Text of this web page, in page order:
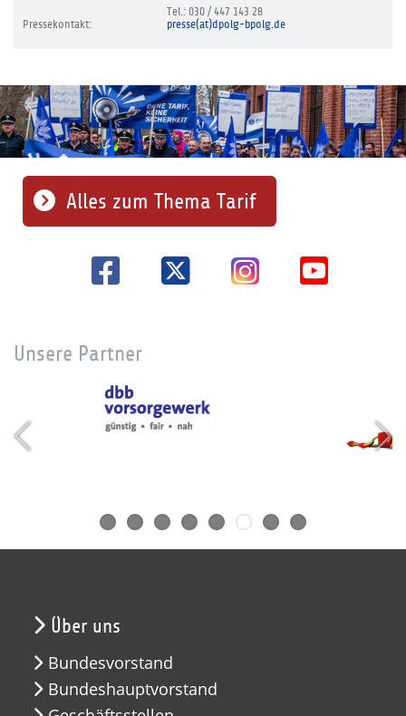
Pressekontakt:
Tel.: 030 / 447 143 28
presse(at)dpolg-bpolg.de
Alles zum Thema Tarif
Unsere Partner
Über uns
Bundesvorstand
Bundeshauptvorstand